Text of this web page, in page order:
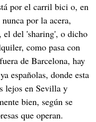
por el carril bici o, en
por la acera,
del 'sharing', o dicho
como pasa con
de Barcelona, hay
españolas, donde esta
lejos en Sevilla y
bien, según se
que operan.